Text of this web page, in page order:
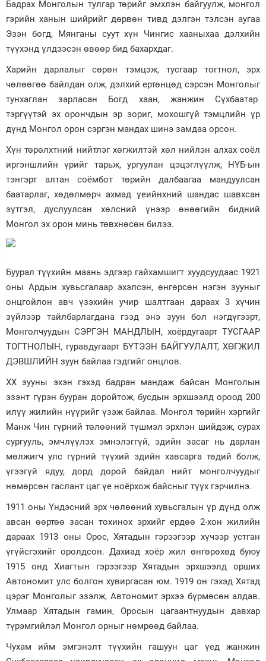
Бадрах Монголын тулгар төрийг эмхлэн байгуулж, монгол
гэрийн ханын шийрийг дөрвөн тивд дэлгэн тэлсэн аугаа
Эзэн богд, Мянганы суут хүн Чингис хааныхаа дэлхийн
түүхэнд үлдээсэн өвөөр бид бахархдаг.
Харийн дарлалыг сөрөн тэмцэж, тусгаар тогтнол, эрх
чөлөөгөө байлдан олж, дэлхий ертөнцөд сэрсэн Монголыг
тунхаглан зарласан Богд хаан, жанжин Сүхбаатар
тэргүүтэй эх орончдын эр зориг, мохошгүй тэмцлийн үр
дүнд Монгол орон сэргэн мандах шинэ замдаа орсон.
Хүн төрөлхтний нийтлэг хөгжилтэй хөл нийлэн алхах соёл
иргэншлийн үрийг тарьж, ургуулан цэцэглүүлж, НҮБ-ын
тэнгэрт алтан соёмбот төрийн далбаагаа мандуулсан
баатарлаг, хөдөлмөрч ахмад үеийнхний шандас шавхсан
зүтгэл, дуслуулсан хөлсний үнээр өнөөгийн бидний
Монгол эх орон минь төвхнөсөн билээ.
Буурал түүхийн маань эдгээр гайхамшигт хуудсуудаас 1921
оны Ардын хувьсгалаар эхэлсэн, өнгөрсөн нэгэн зууныг
онцгойлон авч үзэхийн учир шалтгаан дараах 3 хүчин
зүйлээр тайлбарлагдана гээд энэ зуун бол нэгдүгээрт,
Монголчуудын СЭРГЭН МАНДЛЫН, хоёрдугаарт ТУСГААР
ТОГТНОЛЫН, гуравдугаарт БҮТЭЭН БАЙГУУЛАЛТ, ХӨГЖИЛ
ДЭВШЛИЙН зуун байлаа гэдгийг онцлов.
XX зууны эхэн гэхэд бадран мандаж байсан Монголын
эзэнт гүрэн бууран доройтож, бусдын эрхшээлд ороод 200
илүү жилийн нүүрийг үзэж байлаа. Монгол төрийн хэргийг
Манж Чин гүрний төлөөний түшмэл эрхлэн шийдэж, сурах
сургууль, эмчлүүлэх эмнэлэггүй, эдийн засаг нь дарлан
мөлжигч улс гүрний түүхий эдийн хавсарга төдий болж,
үгээгүй ядуу, дорд дорой байдал нийт монголчуудыг
нөмөрсөн гаслант цаг үе ноёрхож байсныг түүх гэрчилнэ.
1911 оны Үндэсний эрх чөлөөний хувьсгалын үр дүнд олж
авсан өөртөө засан тохинох эрхийг ердөө 2-хон жилийн
дараах 1913 оны Орос, Хятадын гэрээгээр хүчээр устган
үгүйсгэхийг оролдсон. Дахиад хоёр жил өнгөрөхөд буюу
1915 онд Хиагтын гэрээгээр Хятадын эрхшээлд орших
Автономит улс болгон хувиргасан юм. 1919 он гэхэд Хятад
цэрэг Монголыг эзэлж, Автономит эрхээ бүрмөсөн алдав.
Улмаар Хятадын гамин, Оросын цагаантнуудын давхар
түрэмгийлэл Монгол орныг нөмрөөд байлаа.
Чухам ийм эмгэнэлт түүхийн гашуун цаг үед жанжин